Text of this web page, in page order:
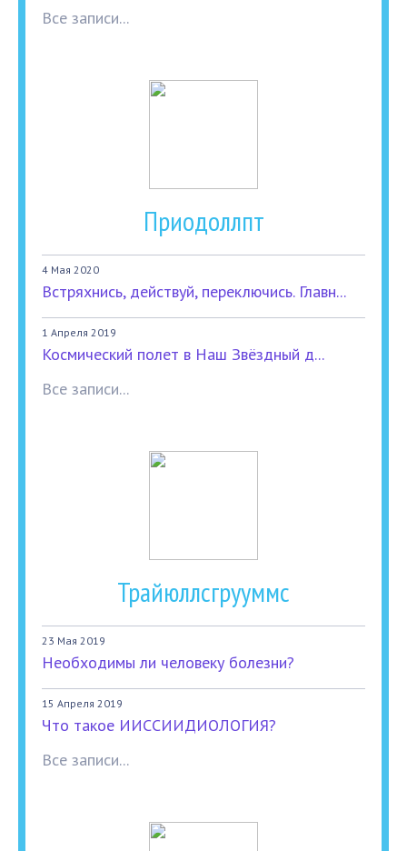
Все записи...
Приодоллпт
4 Мая 2020
Встряхнись, действуй, переключись. Главн...
1 Апреля 2019
Космический полет в Наш Звёздный д...
Все записи...
Трайюллсгрууммс
23 Мая 2019
Необходимы ли человеку болезни?
15 Апреля 2019
Что такое ИИССИИДИОЛОГИЯ?
Все записи...